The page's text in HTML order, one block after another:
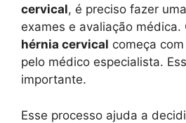
cervical, é preciso fazer
exames e avaliação médica.
hérnia cervical começa
pelo médico especialista.
importante.
Esse processo ajuda a